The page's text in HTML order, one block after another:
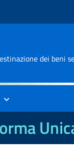
dei beni